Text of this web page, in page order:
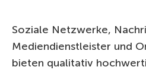
Soziale Netzwerke,
Mediendienstleister und
bieten qualitativ